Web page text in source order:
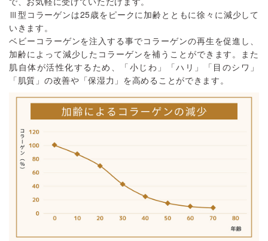
Ⅲ型コラーゲンは25歳をピークに加齢とともに徐々に減少して
いきます。
ベビーコラーゲンを注入する事でコラーゲンの再生を促進し、
加齢によって減少したコラーゲンを補うことができます。また
肌自体が活性化するため、「小じわ」「ハリ」「目のシワ」
「肌質」の改善や「保湿力」を高めることができます。